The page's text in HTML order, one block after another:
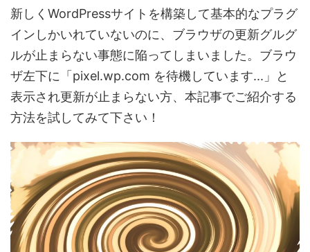
新しくWordPressサイトを構築して基本的なプラグ
インしかいれていないのに、ブラウザの更新グルグ
ルが止まらない事態に陥ってしまいました。ブラウ
ザ左下に「pixel.wp.com を待機しています...」と
表示され更新が止まらない方、本記事でご紹介する
方法を試してみて下さい！